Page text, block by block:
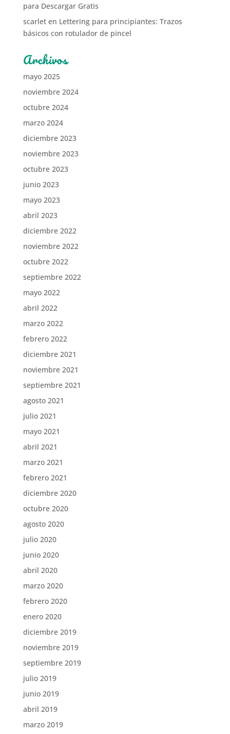
para Descargar Gratis
scarleten Lettering para principiantes: Trazos
básicos con rotulador de pincel
Archivos
mayo 2025
noviembre 2024
octubre 2024
marzo 2024
diciembre 2023
noviembre 2023
octubre 2023
junio 2023
mayo 2023
abril 2023
diciembre 2022
noviembre 2022
octubre 2022
septiembre 2022
mayo 2022
abril 2022
marzo 2022
febrero 2022
diciembre 2021
noviembre 2021
septiembre 2021
agosto 2021
julio 2021
mayo 2021
abril 2021
marzo 2021
febrero 2021
diciembre 2020
octubre 2020
agosto 2020
julio 2020
junio 2020
abril 2020
marzo 2020
febrero 2020
enero 2020
diciembre 2019
noviembre 2019
septiembre 2019
julio 2019
junio 2019
abril 2019
marzo 2019